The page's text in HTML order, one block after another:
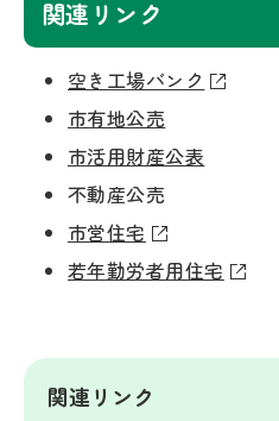
関連リンク
空き工場バンク
市有地公売
市活用財産公表
不動産公売
市営住宅
若年勤労者用住宅
関連リンク